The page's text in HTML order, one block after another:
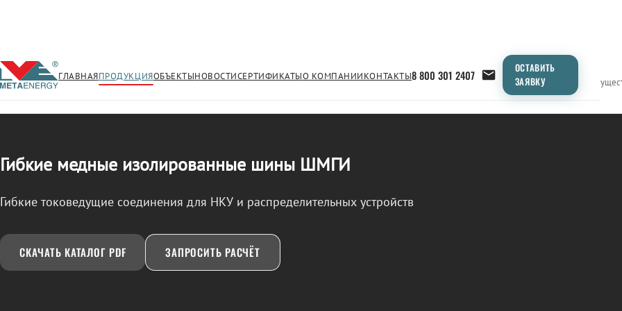
ГЛАВНАЯПРОДУКЦИЯОБЪЕКТЫНОВОСТИСЕРТИФИКАТЫО КОМПАНИИКОНТАКТЫ8 800 301 2407
ОСТАВИТЬ
ЗАЯВКУ
← Продукция/ШМГИ Применение Продукция ТипоразмерыСравнение
Гибкие медные изолированные шины ШМГИ
Гибкие токоведущие соединения для НКУ и распределительных устройств
СКАЧАТЬ КАТАЛОГ PDF ЗАПРОСИТЬ РАСЧЁТ